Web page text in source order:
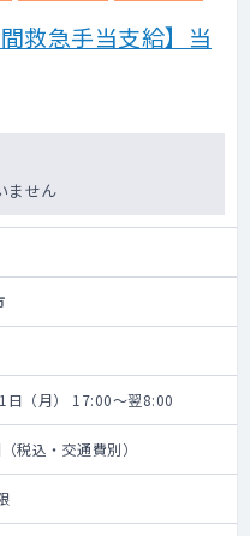
救急手当支給】当
ません
日（月） 17:00～翌8:00
税込・交通費別）